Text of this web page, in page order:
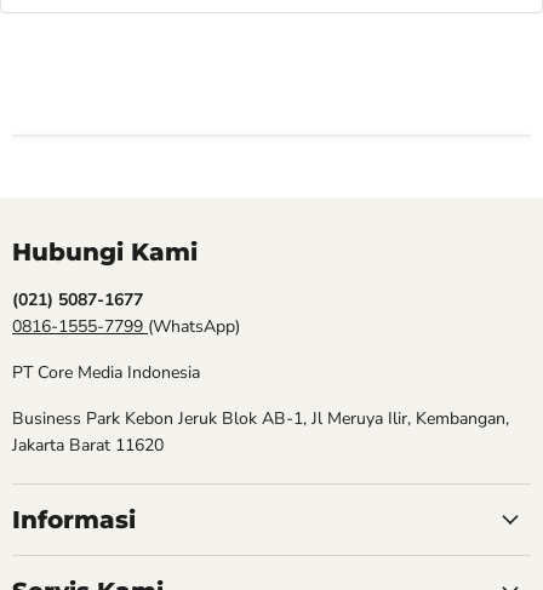
Hubungi Kami
(021) 5087-1677
0816-1555-7799 (WhatsApp)
PT Core Media Indonesia
Business Park Kebon Jeruk Blok AB-1, Jl Meruya Ilir, Kembangan,
Jakarta Barat 11620
Informasi